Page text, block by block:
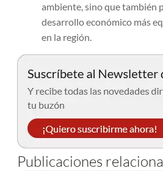
ambiente, sino que también
desarrollo económico más
en la región.
Publicaciones